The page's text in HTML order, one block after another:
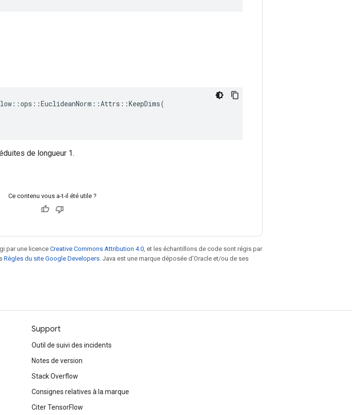
de longueur 1.
Ce contenu vous a-t-il été utile ?
par une licence Creative Commons Attribution 4.0 , et les échantillons de code sont régis par
Règles du site Google Developers . Java est une marque déposée d'Oracle et/ou de ses
Support
Outil de suivi des incidents
Notes de version
Stack Overflow
Consignes relatives à la marque
Citer TensorFlow